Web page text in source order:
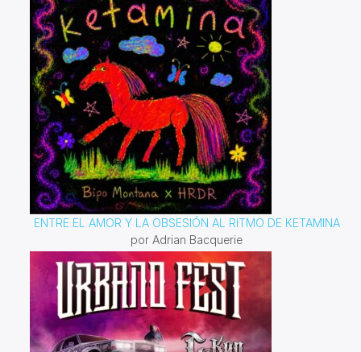
ENTRE EL AMOR Y LA OBSESIÓN AL RITMO DE KETAMINA
por Adrian Bacquerie